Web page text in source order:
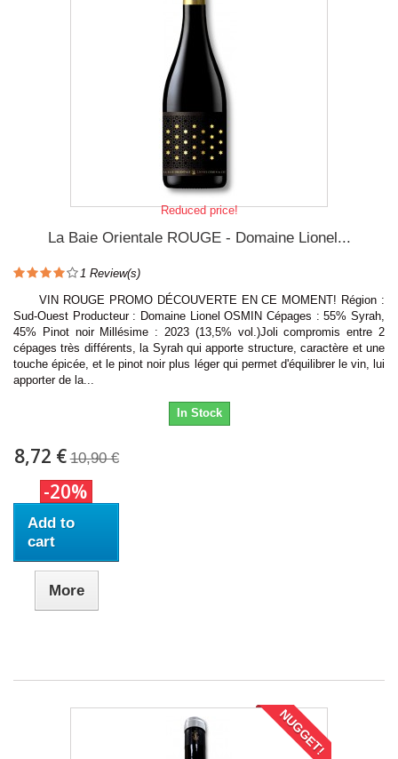
Reduced price!
La Baie Orientale ROUGE - Domaine Lionel...
1 Review(s)
VIN ROUGE PROMO DÉCOUVERTE EN CE MOMENT! Région :
Sud-Ouest Producteur : Domaine Lionel OSMIN Cépages : 55% Syrah,
45% Pinot noir Millésime : 2023 (13,5% vol.)Joli compromis entre 2
cépages très différents, la Syrah qui apporte structure, caractère et une
touche épicée, et le pinot noir plus léger qui permet d'équilibrer le vin, lui
apporter de la...
In Stock
8,72 € 10,90 €
-20%
Add to
cart
More
NUGGET!